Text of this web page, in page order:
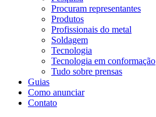
Procuram representantes
Produtos
Profissionais do metal
Soldagem
Tecnologia
Tecnologia em conformação
Tudo sobre prensas
Guias
Como anunciar
Contato